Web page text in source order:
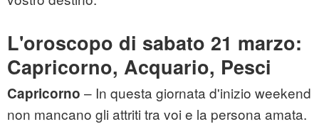
L'oroscopo di sabato 21 marzo:
Capricorno, Acquario, Pesci
Capricorno – In questa giornata d'inizio weekend
non mancano gli attriti tra voi e la persona amata.